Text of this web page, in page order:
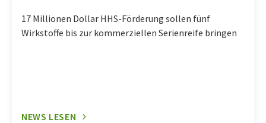
17 Millionen Dollar HHS-Förderung sollen fünf
Wirkstoffe bis zur kommerziellen Serienreife bringen
NEWS LESEN